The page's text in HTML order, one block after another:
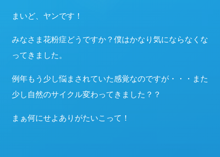
まいど、ヤンです！
みなさま花粉症どうですか？僕はかなり気にならなくな
ってきました。
例年もう少し悩まされていた感覚なのですが・・・また
少し自然のサイクル変わってきました？？
まぁ何にせよありがたいこって！